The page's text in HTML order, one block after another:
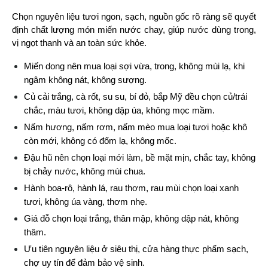
Chọn nguyên liệu tươi ngon, sạch, nguồn gốc rõ ràng sẽ quyết
định chất lượng món miến nước chay, giúp nước dùng trong,
vị ngọt thanh và an toàn sức khỏe.
Miến dong nên mua loại sợi vừa, trong, không mùi lạ, khi
ngâm không nát, không sượng.
Củ cải trắng, cà rốt, su su, bí đỏ, bắp Mỹ đều chọn củ/trái
chắc, màu tươi, không dập úa, không mọc mầm.
Nấm hương, nấm rơm, nấm mèo mua loại tươi hoặc khô
còn mới, không có đốm lạ, không mốc.
Đậu hũ nên chọn loại mới làm, bề mặt mịn, chắc tay, không
bị chảy nước, không mùi chua.
Hành boa-rô, hành lá, rau thơm, rau mùi chọn loại xanh
tươi, không úa vàng, thơm nhẹ.
Giá đỗ chọn loại trắng, thân mập, không dập nát, không
thâm.
Ưu tiên nguyên liệu ở siêu thị, cửa hàng thực phẩm sạch,
chợ uy tín để đảm bảo vệ sinh.